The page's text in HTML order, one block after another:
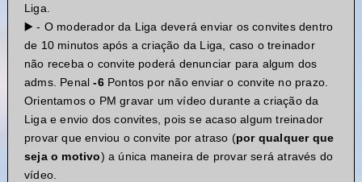
Liga.
▶️ - O moderador da Liga deverá enviar os convites dentro
de 10 minutos após a criação da Liga, caso o treinador
não receba o convite poderá denunciar para algum dos
adms. Penal-6Pontos por não enviar o convite no prazo.
Orientamos o PM gravar um vídeo durante a criação da
Liga e envio dos convites, pois se acaso algum treinador
provar que enviou o convite por atraso (por qualquer que
seja o motivo) a única maneira de provar será através do
vídeo.